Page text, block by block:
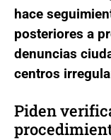
hace
posteriores a
denuncias
centros
Piden